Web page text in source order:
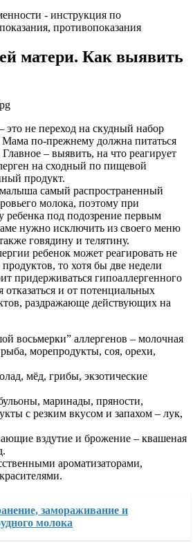
матери. Как выявить
не переход на скудный набор
Мама по-прежнему должна питаться
– выявить, на что реагирует
на сходный по пищевой
продукт.
самый распространенный
молока, поэтому при
ребенка под подозрение первым
нужно исключить из своего меню
говядину и телятину.
ребенок может реагировать не
то хотя бы две недели
придерживаться гипоаллергенного
и от потенциальных
раздражающе действующих на
восьмерки” аллергенов – молочная
морепродукты, соя, орехи,
мёд, грибы, экзотические
маринады, пряности,
с резким вкусом и запахом – лук,
вздутие и брожение – квашеная
ароматизаторами,
замораживание и
молока